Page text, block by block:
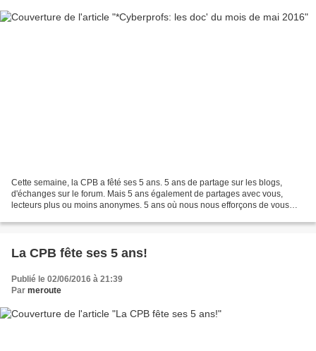
Cette semaine, la CPB a fêté ses 5 ans. 5 ans de partage sur les blogs,
d'échanges sur le forum. Mais 5 ans également de partages avec vous,
lecteurs plus ou moins anonymes. 5 ans où nous nous efforçons de vous
La CPB fête ses 5 ans!
Publié le 02/06/2016 à 21:39
Par meroute